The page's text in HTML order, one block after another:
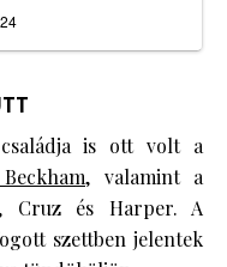
családja is ott volt a
, valamint a
Cruz és Harper. A
szettben jelentek